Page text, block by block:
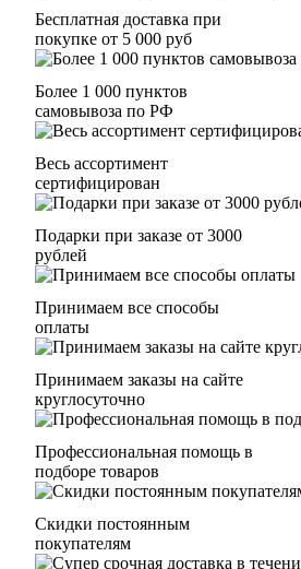
Бесплатная доставка при
покупке от 5 000 руб
Более 1 000 пунктов
самовывоза по РФ
Весь ассортимент
сертифицирован
Подарки при заказе от 3000
рублей
Принимаем все способы
оплаты
Принимаем заказы на сайте
круглосуточно
Профессиональная помощь в
подборе товаров
Скидки постоянным
покупателям